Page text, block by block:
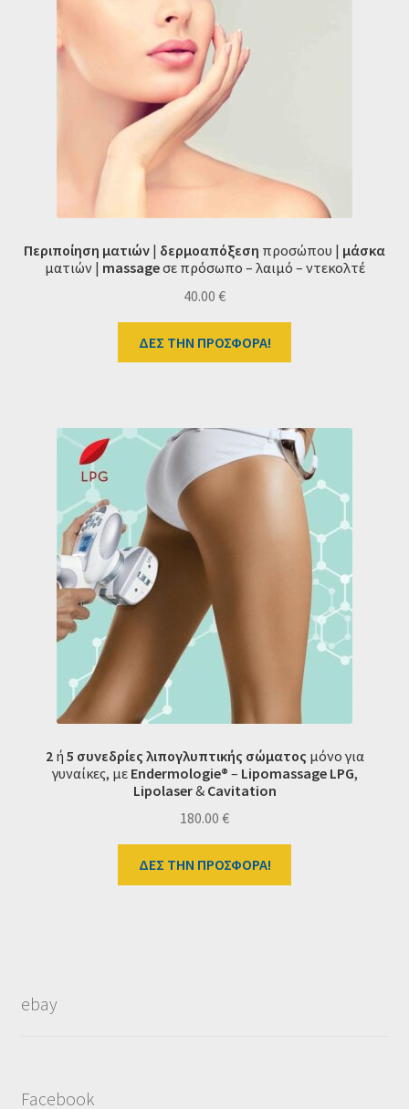
Περιποίηση ματιών | δερμοαπόξεση προσώπου | μάσκα
ματιών | massageσε πρόσωπο – λαιμό – ντεκολτέ
40.00 €
ΔΕΣ ΤΗΝ ΠΡΟΣΦΟΡΑ!
2 ή 5 συνεδρίες λιπογλυπτικής σώματος μόνο για
γυναίκες, μεEndermologie® – Lipomassage LPG,
Lipolaser& Cavitation
180.00 €
ΔΕΣ ΤΗΝ ΠΡΟΣΦΟΡΑ!
ebay
Facebook